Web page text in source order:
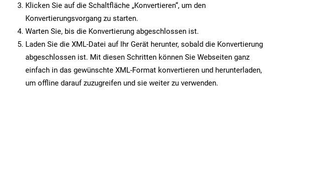
Klicken Sie auf die Schaltfläche „Konvertieren“, um den
Konvertierungsvorgang zu starten.
Warten Sie, bis die Konvertierung abgeschlossen ist.
Laden Sie die XML-Datei auf Ihr Gerät herunter, sobald die Konvertierung
abgeschlossen ist. Mit diesen Schritten können Sie Webseiten ganz
einfach in das gewünschte XML-Format konvertieren und herunterladen,
um offline darauf zuzugreifen und sie weiter zu verwenden.